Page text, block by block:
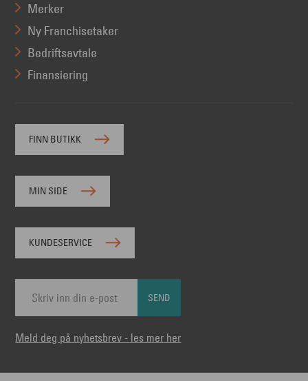
Merker
Ny Franchisetaker
Bedriftsavtale
Finansiering
FINN BUTIKK
MIN SIDE
KUNDESERVICE
SEND
Meld deg på nyhetsbrev - les mer her